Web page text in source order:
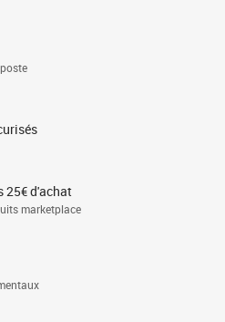
25€ d'achat
marketplace